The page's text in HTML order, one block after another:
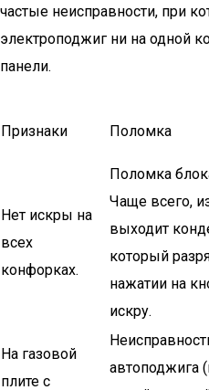
частые неисправности, при
электроподжиг ни на одной
панели.
Признаки Поломка
Нет искры на
всех
конфорках.
Поломка
Чаще всего,
выходит
который
нажатии на
искру.
На газовой
плите с
автоподжига